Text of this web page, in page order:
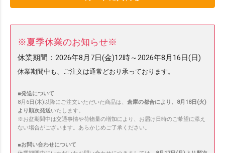
※夏季休業のお知らせ※
休業期間： 2026年8月7日(金)12時～2026年8月16日(日)
休業期間中も、ご注文は通常どおり承っております。
■発送について
8月6日(木)以降にご注文いただいた商品は、 倉庫の都合により、8月18日(火)
より順次発送いたします。
※お盆期間中は交通事情や荷物量の増加により、お届け日時のご希望に添え
ない場合がございます。あらかじめご了承ください。
■お問い合わせについて